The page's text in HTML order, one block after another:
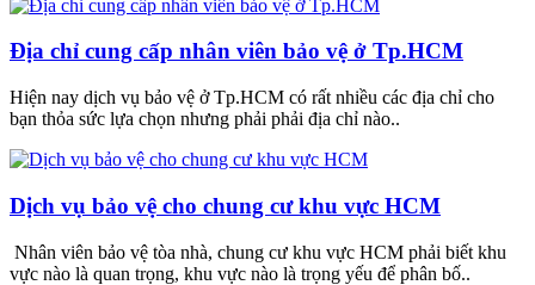
Địa chỉ cung cấp nhân viên bảo vệ ở Tp.HCM
Hiện nay dịch vụ bảo vệ ở Tp.HCM có rất nhiều các địa chỉ cho
bạn thỏa sức lựa chọn nhưng phải phải địa chỉ nào..
Dịch vụ bảo vệ cho chung cư khu vực HCM
Nhân viên bảo vệ tòa nhà, chung cư khu vực HCM phải biết khu
vực nào là quan trọng, khu vực nào là trọng yếu để phân bố..